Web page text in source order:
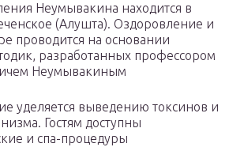
Неумывакина находится в
(Алушта). Оздоровление и
проводится на основании
разработанных профессором
Неумывакиным
уделяется выведению токсинов и
Гостям доступны
и спа-процедуры